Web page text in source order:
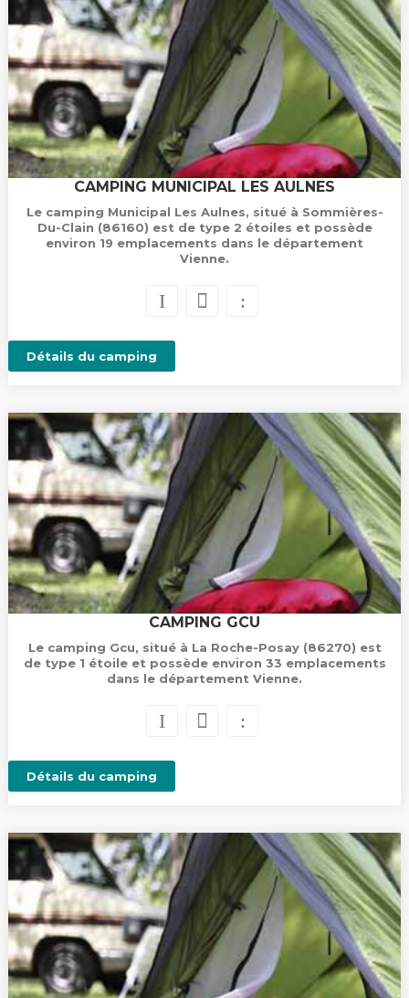
CAMPING MUNICIPAL LES AULNES
Le camping Municipal Les Aulnes, situé à Sommières-
Du-Clain (86160) est de type 2 étoiles et possède
environ 19 emplacements dans le département
Vienne.
Détails du camping
CAMPING GCU
Le camping Gcu, situé à La Roche-Posay (86270) est
de type 1 étoile et possède environ 33 emplacements
dans le département Vienne.
Détails du camping